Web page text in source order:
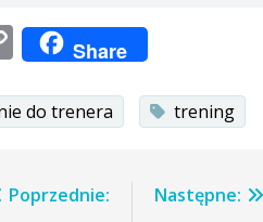
Copy
Link
Share
do trenera trening
Poprzednie:
Następne: